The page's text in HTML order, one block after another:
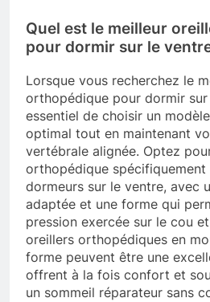
Quel est le meilleur
pour dormir sur le
Lorsque vous recherchez le
orthopédique pour dormir
essentiel de choisir un
optimal tout en maintenant
vertébrale alignée. Optez
orthopédique
dormeurs sur le ventre, avec
adaptée et une forme qui
pression exercée sur le cou
oreillers orthopédiques en
forme peuvent être une
offrent à la fois confort et
un sommeil réparateur sans